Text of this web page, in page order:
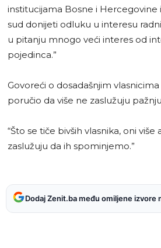
institucijama Bosne i Hercegovine
sud donijeti odluku u interesu
u pitanju mnogo veći interes od
pojedinca.”
Govoreći o dosadašnjim
poručio da više ne zaslužuju
“Što se tiče bivših vlasnika, oni
zaslužuju da ih spominjemo.”
Dodaj Zenit.ba među omiljene izvore